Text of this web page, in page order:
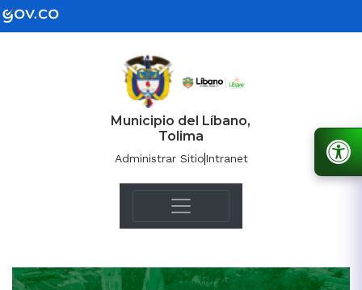
Municipio del Líbano,
Tolima
Administrar SitioIntranet